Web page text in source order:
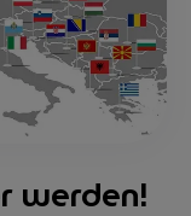
werden!